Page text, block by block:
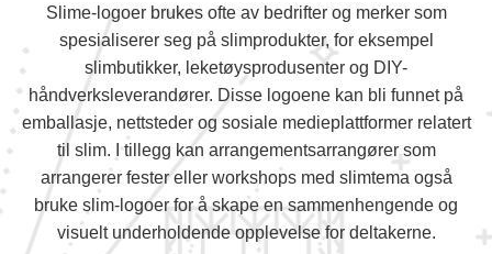
Slime-logoer brukes ofte av bedrifter og merker som
spesialiserer seg på slimprodukter, for eksempel
slimbutikker, leketøysprodusenter og DIY-
håndverksleverandører. Disse logoene kan bli funnet på
emballasje, nettsteder og sosiale medieplattformer relatert
til slim. I tillegg kan arrangementsarrangører som
arrangerer fester eller workshops med slimtema også
bruke slim-logoer for å skape en sammenhengende og
visuelt underholdende opplevelse for deltakerne.